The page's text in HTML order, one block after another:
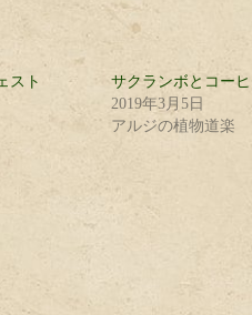
スト
サクランボとコー
2019年3月5日
アルジの植物道楽